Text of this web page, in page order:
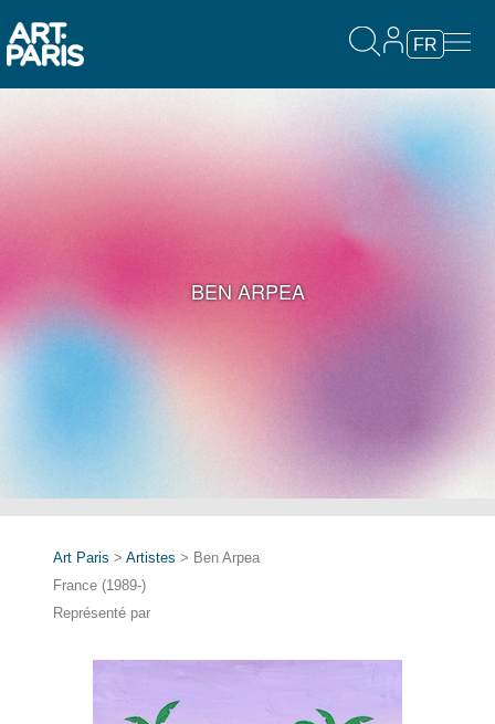
FR
BEN ARPEA
Art Paris > Artistes > Ben Arpea
France (1989-)
Représenté par